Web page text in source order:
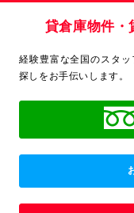
貸倉庫物件・
経験豊富な全国のスタッ
探しをお手伝いします。